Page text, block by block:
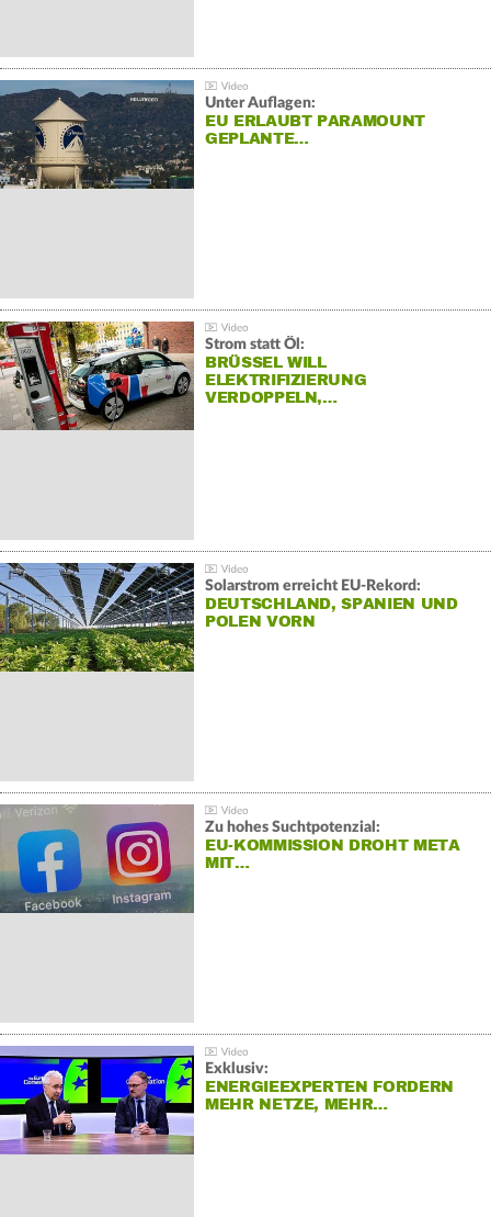
Unter Auflagen:
EU ERLAUBT PARAMOUNT
GEPLANTE…
Strom statt Öl:
BRÜSSEL WILL
ELEKTRIFIZIERUNG
VERDOPPELN,…
Solarstrom erreicht EU-Rekord:
DEUTSCHLAND, SPANIEN UND
POLEN VORN
Zu hohes Suchtpotenzial:
EU-KOMMISSION DROHT META
MIT…
Exklusiv:
ENERGIEEXPERTEN FORDERN
MEHR NETZE, MEHR…